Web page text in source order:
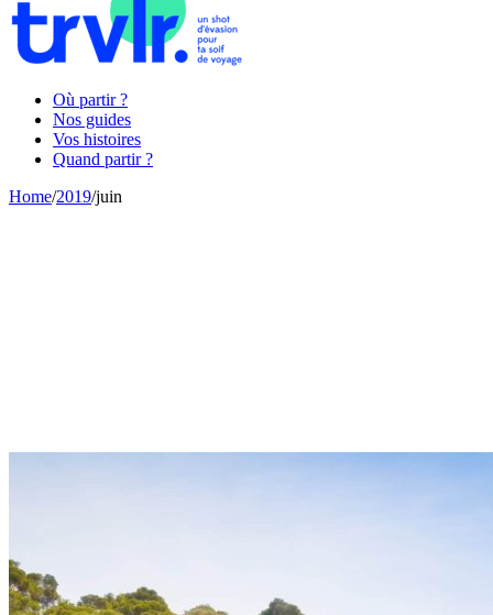
Où partir ?
Nos guides
Vos histoires
Quand partir ?
Home/2019/juin